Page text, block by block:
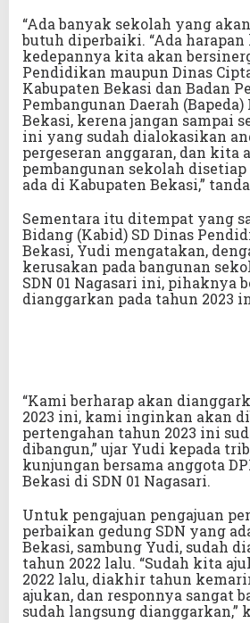
“Ada banyak sekolah yang
butuh diperbaiki. “Ada
kedepannya kita akan
Pendidikan maupun Dinas
Kabupaten Bekasi dan Badan
Pembangunan Daerah
Bekasi, kerena jangan sampai
ini yang sudah dialokasikan
pergeseran anggaran, dan kita
pembangunan sekolah
ada di Kabupaten Bekasi,”
Sementara itu ditempat yang
Bidang (Kabid) SD Dinas
Bekasi, Yudi mengatakan,
kerusakan pada bangunan
SDN 01 Nagasari ini, pihaknya
dianggarkan pada tahun 2023
“Kami berharap akan
2023 ini, kami inginkan akan
pertengahan tahun 2023 ini
dibangun,” ujar Yudi kepada
kunjungan bersama anggota
Bekasi di SDN 01 Nagasari.
Untuk pengajuan pengajuan
perbaikan gedung SDN yang
Bekasi, sambung Yudi, sudah
tahun 2022 lalu. “Sudah kita
2022 lalu, diakhir tahun
ajukan, dan responnya sangat
sudah langsung dianggarkan,”